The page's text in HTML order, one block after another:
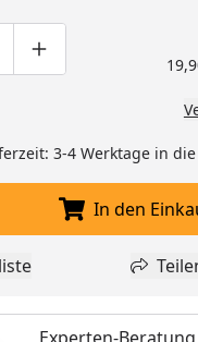
um eins verringern
manuell
Produktmenge
3-4 Werktage in
In
In den
zur Wunschliste